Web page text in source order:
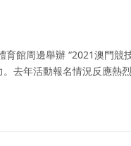
館周邊舉辦 “2021澳門競
去年活動報名情況反應熱